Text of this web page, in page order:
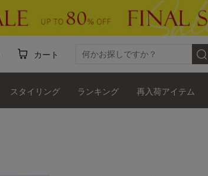
カート
スタイリング ランキング 再入荷アイテム